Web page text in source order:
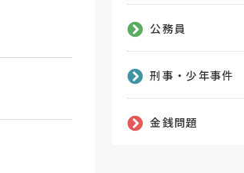
公務員
刑事・少年事件
金銭問題